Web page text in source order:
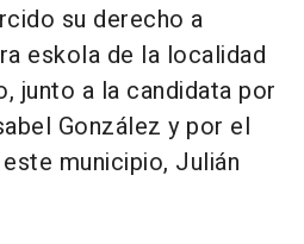
su derecho a
eskola de la localidad
junto a la candidata por
González y por el
municipio, Julián